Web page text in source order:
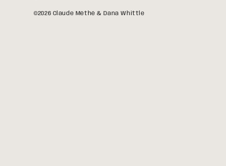
©2026 Claude Méthé & Dana Whittle